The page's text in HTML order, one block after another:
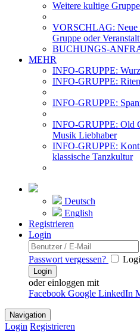
Weitere kultige
VORSCHLAG: Neue
Gruppe oder
BUCHUNGS-
MEHR
INFO-GRUPPE:
INFO-GRUPPE:
INFO-GRUPPE:
INFO-GRUPPE: Old
Musik Liebhaber
INFO-GRUPPE:
klassische Tanzkultur
Deutsch
English
Registrieren
Login
Passwort vergessen?
Login
oder einloggen mit
Facebook Google LinkedIn
Navigation
Login Registrieren